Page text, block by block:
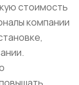
стоимость
компании